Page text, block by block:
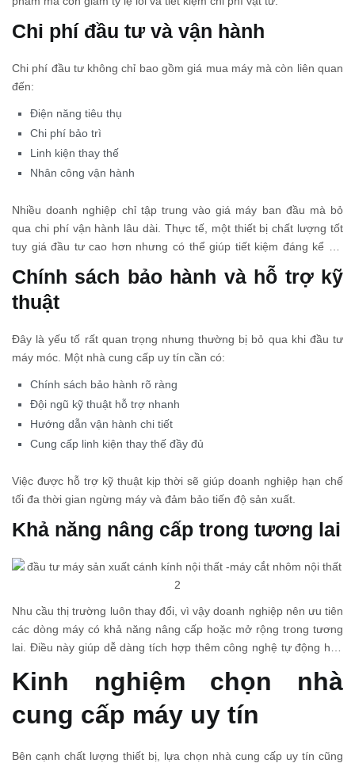
Chi phí đầu tư và vận hành
Chi phí đầu tư không chỉ bao gồm giá mua máy mà còn liên quan
đến:
Điện năng tiêu thụ
Chi phí bảo trì
Linh kiện thay thế
Nhân công vận hành
Nhiều doanh nghiệp chỉ tập trung vào giá máy ban đầu mà bỏ
qua chi phí vận hành lâu dài. Thực tế, một thiết bị chất lượng tốt
tuy giá đầu tư cao hơn nhưng có thể giúp tiết kiệm đáng kể chi
phí sửa chữa và giảm thời gian gián đoạn sản xuất.
Chính sách bảo hành và hỗ trợ kỹ
thuật
Đây là yếu tố rất quan trọng nhưng thường bị bỏ qua khi đầu tư
máy móc. Một nhà cung cấp uy tín cần có:
Chính sách bảo hành rõ ràng
Đội ngũ kỹ thuật hỗ trợ nhanh
Hướng dẫn vận hành chi tiết
Cung cấp linh kiện thay thế đầy đủ
Việc được hỗ trợ kỹ thuật kịp thời sẽ giúp doanh nghiệp hạn chế
tối đa thời gian ngừng máy và đảm bảo tiến độ sản xuất.
Khả năng nâng cấp trong tương lai
Nhu cầu thị trường luôn thay đổi, vì vậy doanh nghiệp nên ưu tiên
các dòng máy có khả năng nâng cấp hoặc mở rộng trong tương
lai. Điều này giúp dễ dàng tích hợp thêm công nghệ tự động hóa
toàn bộ dây chuyền.
Kinh nghiệm chọn nhà
cung cấp máy uy tín
Bên cạnh chất lượng thiết bị, lựa chọn nhà cung cấp uy tín cũng